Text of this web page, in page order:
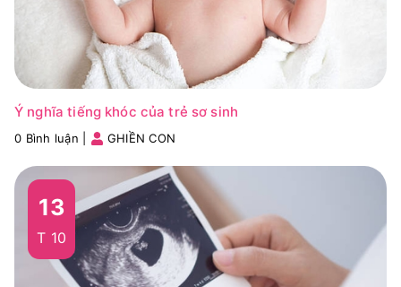
Ý nghĩa tiếng khóc của trẻ sơ sinh
0 Bình luận GHIỀN CON
13
T 10